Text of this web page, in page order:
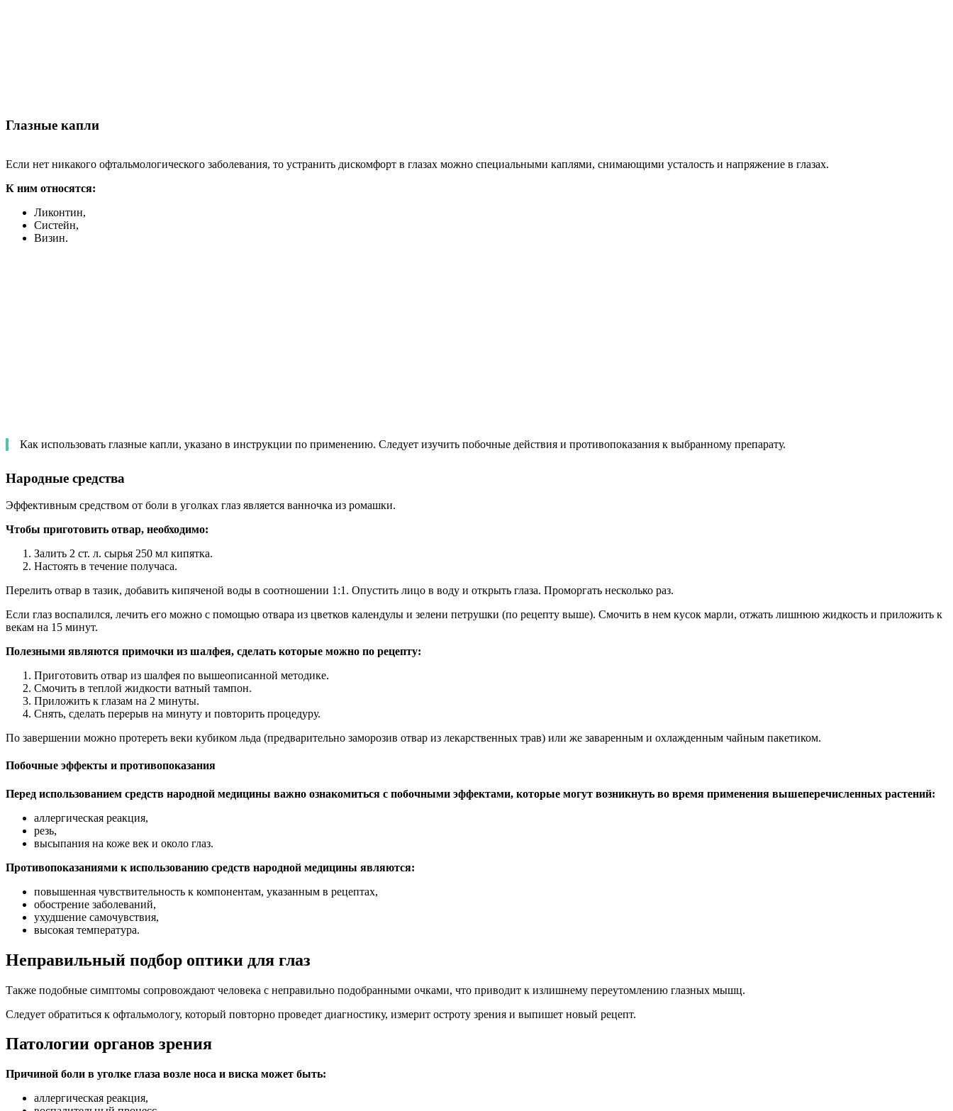
Глазные капли
Если нет никакого офтальмологического заболевания, то устранить дискомфорт в глазах можно специальными каплями, снимающими усталость и напряжение в глазах.
К ним относятся:
Ликонтин,
Систейн,
Визин.
Как использовать глазные капли, указано в инструкции по применению. Следует изучить побочные действия и противопоказания к выбранному препарату.
Народные средства
Эффективным средством от боли в уголках глаз является ванночка из ромашки.
Чтобы приготовить отвар, необходимо:
Залить 2 ст. л. сырья 250 мл кипятка.
Настоять в течение получаса.
Перелить отвар в тазик, добавить кипяченой воды в соотношении 1:1. Опустить лицо в воду и открыть глаза. Проморгать несколько раз.
Если глаз воспалился, лечить его можно с помощью отвара из цветков календулы и зелени петрушки (по рецепту выше). Смочить в нем кусок марли, отжать лишнюю жидкость и приложить к
векам на 15 минут.
Полезными являются примочки из шалфея, сделать которые можно по рецепту:
Приготовить отвар из шалфея по вышеописанной методике.
Смочить в теплой жидкости ватный тампон.
Приложить к глазам на 2 минуты.
Снять, сделать перерыв на минуту и повторить процедуру.
По завершении можно протереть веки кубиком льда (предварительно заморозив отвар из лекарственных трав) или же заваренным и охлажденным чайным пакетиком.
Побочные эффекты и противопоказания
Перед использованием средств народной медицины важно ознакомиться с побочными эффектами, которые могут возникнуть во время применения вышеперечисленных растений:
аллергическая реакция,
резь,
высыпания на коже век и около глаз.
Противопоказаниями к использованию средств народной медицины являются:
повышенная чувствительность к компонентам, указанным в рецептах,
обострение заболеваний,
ухудшение самочувствия,
высокая температура.
Неправильный подбор оптики для глаз
Также подобные симптомы сопровождают человека с неправильно подобранными очками, что приводит к излишнему переутомлению глазных мышц.
Следует обратиться к офтальмологу, который повторно проведет диагностику, измерит остроту зрения и выпишет новый рецепт.
Патологии органов зрения
Причиной боли в уголке глаза возле носа и виска может быть:
аллергическая реакция,